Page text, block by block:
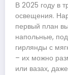
В 2025 году в
освещения.
первый план
напольные,
гирлянды с
– их можно
или вазах,